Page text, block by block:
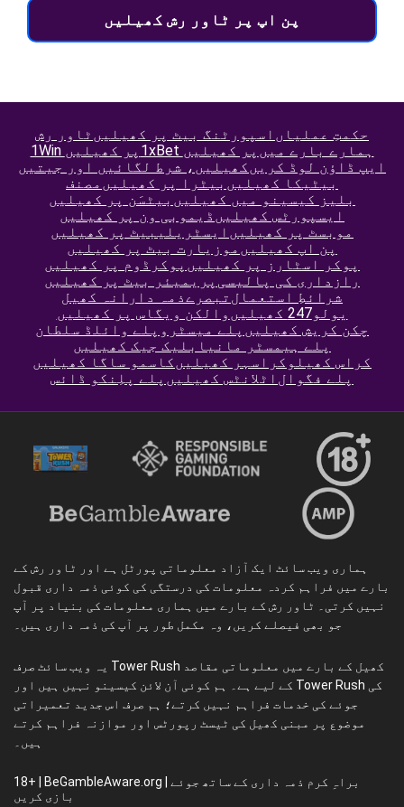
پن اپ پر ٹاور رش کھیلیں
ٹاور رش اسپورٹنگ بیٹ پر کھیلیں حکمتِ عملیاں
1Win پر کھیلیں
1xBet پر کھیلیں ہمارے بارے میں
کھیلیں، شرط لگائیں اور جیتیںایپ ڈاؤن لوڈ کریں
مصنف بیٹرا پر کھیلیں بیٹیکا کھیلیں
بیٹسَن پر کھیلیں بلیز کیسینو میں کھیلیں
بی ون پر کھیلیں ڈیمو ایسپورٹس کھیلیں
ایسٹریلیبیٹ پر کھیلیں موبسٹ پر کھیلیں
موزیارت بیٹ پر کھیلیں پن اپ کھیلیں
پوکرڈوم پر کھیلیں پوکر اسٹارز پر کھیلیں
پریمیئر بیٹ پر کھیلیں رازداری کی پالیسی
ذمہ دارانہ کھیلتبصرے شرائطِ استعمال
والکن ویگاس پر کھیلیں
یولو247 کھیلیں
پلے وائلڈ سلطان پلے میسٹرو چکن کریش کھیلیں
بلیک جیک کھیلیں پلے ہیمسٹر مانیا
کاسمو ساگا کھیلیںکراسہر کھیلیں کراس کھیلو
پلے پلِنکو ڈائس اٹلانٹس کھیلیں پلے فگوال
ہماری ویب سائٹ ایک آزاد معلوماتی پورٹل ہے اور ٹاور رش کے
بارے میں فراہم کردہ معلومات کی درستگی کی کوئی ذمہ داری قبول
نہیں کرتی۔ ٹاور رش کے بارے میں ہماری معلومات کی بنیاد پر آپ
جو بھی فیصلے کریں، وہ مکمل طور پر آپ کی ذمہ داری ہیں۔
یہ ویب سائٹ صرف Tower Rush کھیل کے بارے میں معلوماتی مقاصد
کے لیے ہے۔ ہم کوئی آن لائن کیسینو نہیں ہیں اور Tower Rush کی
جوئے کی خدمات فراہم نہیں کرتے؛ ہم صرف اس جدید تعمیراتی
موضوع پر مبنی کھیل کی ٹیسٹ رپورٹس اور موازنہ فراہم کرتے
ہیں۔
18+ | BeGambleAware.org | براہِ کرم ذمہ داری کے ساتھ جوئے
بازی کریں